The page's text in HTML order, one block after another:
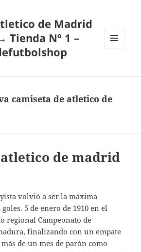
de Madrid
Tienda Nº 1 –
camiseta de atletico de
de madrid
volvió a ser la máxima
5 de enero de 1910 en el
regional Campeonato de
finalizando con un empate
de un mes de parón como